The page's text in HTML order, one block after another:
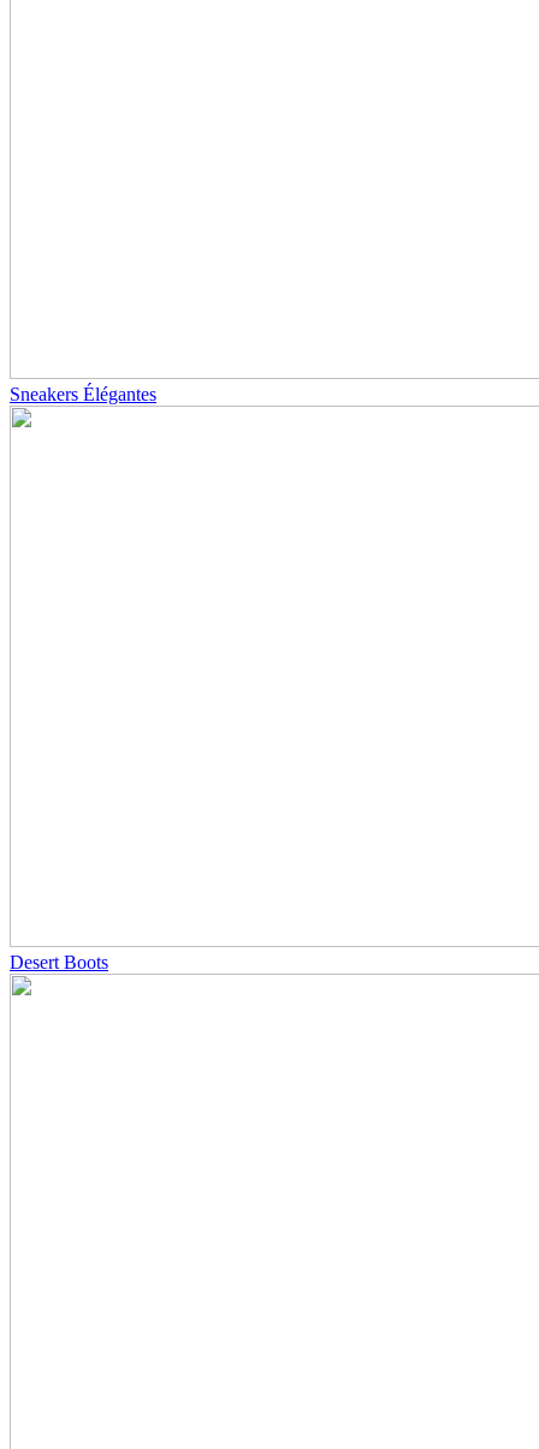
Sneakers Élégantes
Desert Boots